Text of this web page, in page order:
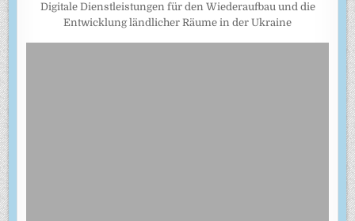
Digitale Dienstleistungen für den Wiederaufbau und die
Entwicklung ländlicher Räume in der Ukraine